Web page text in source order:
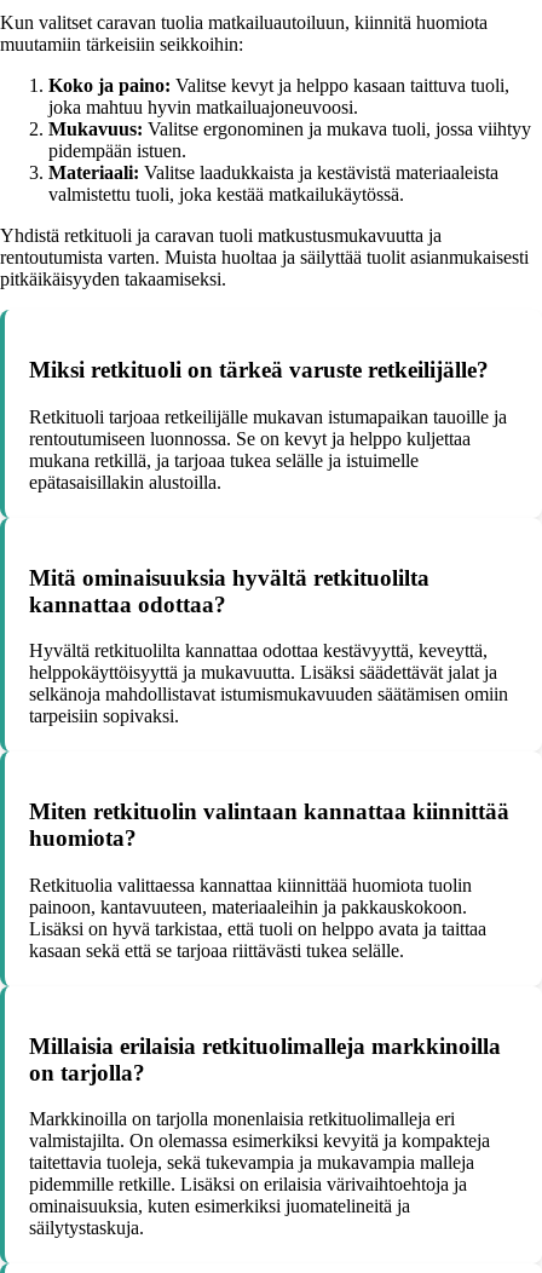
Kun valitset caravan tuolia matkailuautoiluun, kiinnitä huomiota
muutamiin tärkeisiin seikkoihin:
Koko ja paino: Valitse kevyt ja helppo kasaan taittuva tuoli,
joka mahtuu hyvin matkailuajoneuvoosi.
Mukavuus: Valitse ergonominen ja mukava tuoli, jossa viihtyy
pidempään istuen.
Materiaali: Valitse laadukkaista ja kestävistä materiaaleista
valmistettu tuoli, joka kestää matkailukäytössä.
Yhdistä retkituoli ja caravan tuoli matkustusmukavuutta ja
rentoutumista varten. Muista huoltaa ja säilyttää tuolit asianmukaisesti
pitkäikäisyyden takaamiseksi.
Miksi retkituoli on tärkeä varuste retkeilijälle?
Retkituoli tarjoaa retkeilijälle mukavan istumapaikan tauoille ja
rentoutumiseen luonnossa. Se on kevyt ja helppo kuljettaa
mukana retkillä, ja tarjoaa tukea selälle ja istuimelle
epätasaisillakin alustoilla.
Mitä ominaisuuksia hyvältä retkituolilta
kannattaa odottaa?
Hyvältä retkituolilta kannattaa odottaa kestävyyttä, keveyttä,
helppokäyttöisyyttä ja mukavuutta. Lisäksi säädettävät jalat ja
selkänoja mahdollistavat istumismukavuuden säätämisen omiin
tarpeisiin sopivaksi.
Miten retkituolin valintaan kannattaa kiinnittää
huomiota?
Retkituolia valittaessa kannattaa kiinnittää huomiota tuolin
painoon, kantavuuteen, materiaaleihin ja pakkauskokoon.
Lisäksi on hyvä tarkistaa, että tuoli on helppo avata ja taittaa
kasaan sekä että se tarjoaa riittävästi tukea selälle.
Millaisia erilaisia retkituolimalleja markkinoilla
on tarjolla?
Markkinoilla on tarjolla monenlaisia retkituolimalleja eri
valmistajilta. On olemassa esimerkiksi kevyitä ja kompakteja
taitettavia tuoleja, sekä tukevampia ja mukavampia malleja
pidemmille retkille. Lisäksi on erilaisia värivaihtoehtoja ja
ominaisuuksia, kuten esimerkiksi juomatelineitä ja
säilytystaskuja.